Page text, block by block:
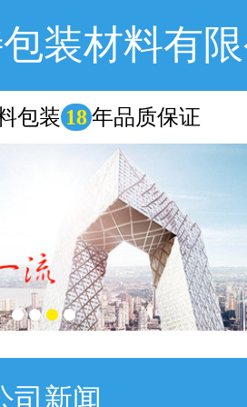
装材料有
包装 18年品质保证
司新闻